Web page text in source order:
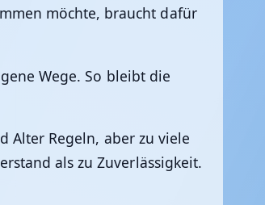
möchte, braucht dafür
Wege. So bleibt die
Alter Regeln, aber zu viele
als zu Zuverlässigkeit.